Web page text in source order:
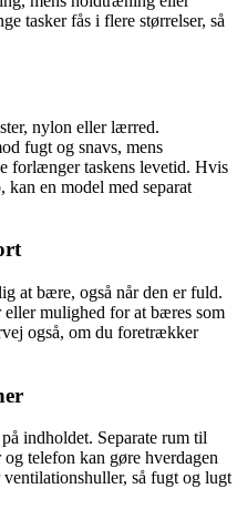
tasker fås i flere størrelser, så
nylon eller lærred.
fugt og snavs, mens
forlænger taskens levetid. Hvis
kan en model med separat
at bære, også når den er fuld.
eller mulighed for at bæres som
også, om du foretrækker
indholdet. Separate rum til
telefon kan gøre hverdagen
så fugt og lugt